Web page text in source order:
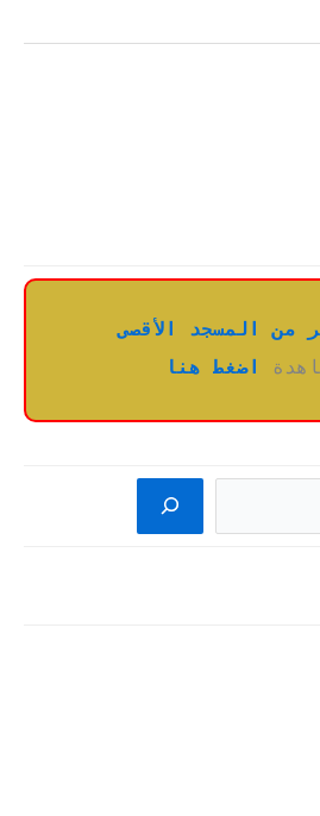
من المسجد الأقصى
اضغط هنا